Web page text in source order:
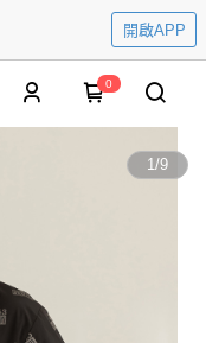
開啟APP
0
1/9